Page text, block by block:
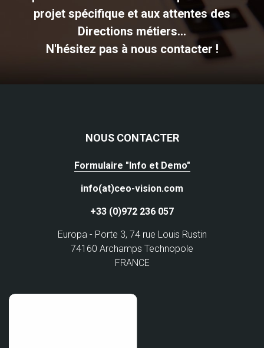
projet spécifique et aux attentes des
Directions métiers...
N'hésitez pas à nous contacter !
NOUS CONTACTER
Formulaire "Info et Demo"
info(at)ceo-vision.com
+33 (0)972 236 057
Europa - Porte 3, 74 rue Louis Rustin
74160 Archamps Technopole
FRANCE